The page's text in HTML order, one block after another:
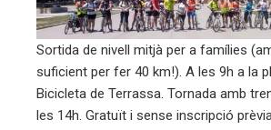
Sortida de nivell mitjà per a famílies
suficient per fer 40 km!). A les 9h a la
Bicicleta de Terrassa. Tornada amb
les 14h. Gratuït i sense inscripció